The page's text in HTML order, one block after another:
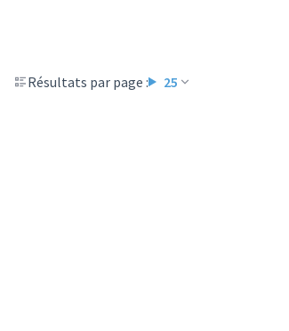
Résultats par page : 25